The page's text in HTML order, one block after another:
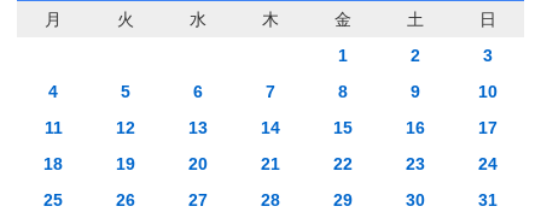
月 火 水 木 金 土
日
1
2
3
4
5 6 7 8 9
10
11
12 13 14 15 16
17
18
19 20 21 22 23
24
25
26 27 28 29 30 31